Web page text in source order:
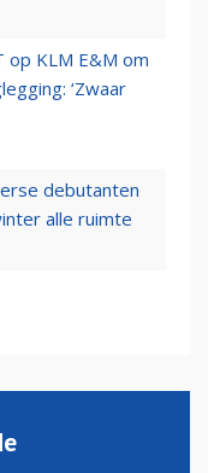
KLM E&M om
‘Zwaar
debutanten
alle ruimte